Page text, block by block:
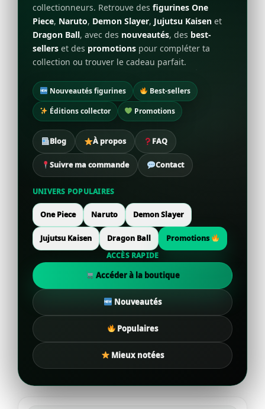
collectionneurs. Retrouve des figurines One
Piece, Naruto, Demon Slayer, Jujutsu Kaisen et
Dragon Ball, avec des nouveautés, des best-
sellers et des promotions pour compléter ta
collection ou trouver le cadeau parfait.
Nouveautés figurines
Best-sellers
Éditions collector
Promotions
Blog À propos FAQ
Suivre ma commande Contact
UNIVERS POPULAIRES
One Piece Naruto Demon Slayer
Jujutsu Kaisen Dragon Ball
Promotions
ACCÈS RAPIDE
Accéder à la boutique
Nouveautés
Populaires
Mieux notées